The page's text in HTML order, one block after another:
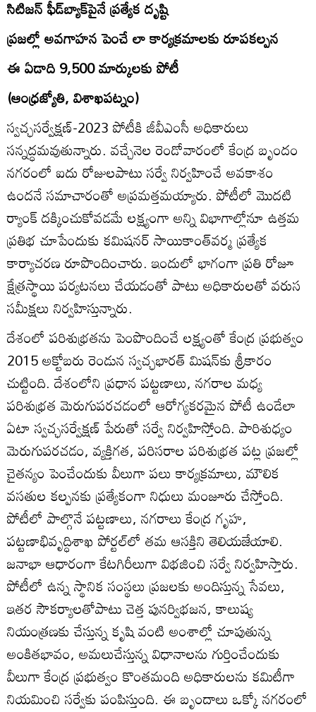
సిటిజన్‌ ఫీడ్‌బ్యాక్‌పైనే ప్రత్యేక దృష్టి
ప్రజల్లో అవగాహన పెంచే లా కార్యక్రమాలకు రూపకల్పన
ఈ ఏడాది 9,500 మార్కులకు పోటీ
(ఆంధ్రజ్యోతి, విశాఖపట్నం)
స్వచ్ఛసర్వేక్షణ్‌-2023 పోటీకి జీవీఎంసీ అధికారులు
సన్నద్ధమవుతున్నారు. వచ్చేనెల రెండోవారంలో కేంద్ర బృందం
నగరంలో ఐదు రోజులపాటు సర్వే నిర్వహించే అవకాశం
ఉందనే సమాచారంతో అప్రమత్తమయ్యారు. పోటీలో మొదటి
ర్యాంక్‌ దక్కించుకోవడమే లక్ష్యంగా అన్ని విభాగాల్లోనూ ఉత్తమ
ప్రతిభ చూపేందుకు కమిషనర్‌ సాయికాంత్‌వర్మ ప్రత్యేక
కార్యాచరణ రూపొందించారు. ఇందులో భాగంగా ప్రతి రోజూ
క్షేత్రస్థాయి పర్యటనలు చేయడంతో పాటు అధికారులతో వరుస
సమీక్షలు నిర్వహిస్తున్నారు.
దేశంలో పరిశుభ్రతను పెంపొందించే లక్ష్యంతో కేంద్ర ప్రభుత్వం
2015 అక్టోబరు రెండున స్వచ్ఛభారత్‌ మిషన్‌కు శ్రీకారం
చుట్టింది. దేశంలోని ప్రధాన పట్టణాలు, నగరాల మధ్య
పరిశుభ్రత మెరుగుపరచడంలో ఆరోగ్యకరమైన పోటీ ఉండేలా
ఏటా స్వచ్ఛసర్వేక్షణ్‌ పేరుతో సర్వే నిర్వహిస్తోంది. పారిశుధ్యం
మెరుగుపరచడం, వ్యక్తిగత, పరిసరాల పరిశుభ్రత పట్ల ప్రజల్లో
చైతన్యం పెంచేందుకు వీలుగా పలు కార్యక్రమాలు, మౌలిక
వసతుల కల్పనకు ప్రత్యేకంగా నిధులు మంజూరు చేస్తోంది.
పోటీలో పాల్గొనే పట్టణాలు, నగరాలు కేంద్ర గృహ,
పట్టణాభివృద్ధిశాఖ పోర్టల్‌లో తమ ఆసక్తిని తెలియజేయాలి.
జనాభా ఆధారంగా కేటగిరీలుగా విభజించి సర్వే నిర్వహిస్తారు.
పోటీలో ఉన్న స్థానిక సంస్థలు ప్రజలకు అందిస్తున్న సేవలు,
ఇతర సౌకర్యాలతోపాటు చెత్త పునర్విభజన, కాలుష్య
నియంత్రణకు చేస్తున్న కృషి వంటి అంశాల్లో చూపుతున్న
అంకితభావం, అమలుచేస్తున్న విధానాలను గుర్తించేందుకు
వీలుగా కేంద్ర ప్రభుత్వం కొంతమంది అధికారులను కమిటీగా
నియమించి సర్వేకు పంపిస్తుంది. ఈ బృందాలు ఒక్కో నగరంలో